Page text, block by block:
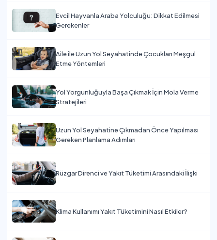
Evcil Hayvanla Araba Yolculuğu: Dikkat Edilmesi
Gerekenler
Aile ile Uzun Yol Seyahatinde Çocukları Meşgul
Etme Yöntemleri
Yol Yorgunluğuyla Başa Çıkmak İçin Mola Verme
Stratejileri
Uzun Yol Seyahatine Çıkmadan Önce Yapılması
Gereken Planlama Adımları
Rüzgar Direnci ve Yakıt Tüketimi Arasındaki İlişki
Klima Kullanımı Yakıt Tüketimini Nasıl Etkiler?